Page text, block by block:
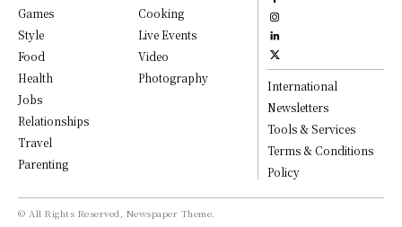
Games
Style
Food
Health
Jobs
Relationships
Travel
Parenting
Cooking
Live Events
Video
Photography
International
Newsletters
Tools & Services
Terms & Conditions
Policy
© All Rights Reserved, Newspaper Theme.